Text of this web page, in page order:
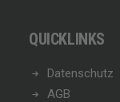
QUICKLINKS
Datenschutz
AGB